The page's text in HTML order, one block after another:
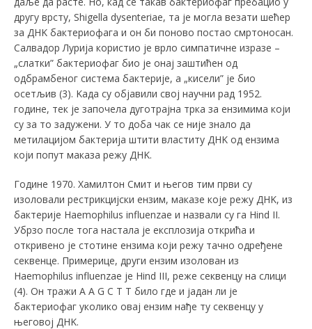
другу врсту, Shigella dysenteriae, та је могла везати шећер
за ДНK бактериофага и он би поново постао смртоносан.
Салвадор Лурија користио је врло симпатичне изразе –
„слатки” бактериофаг био je онај заштићен од
одбрамбеног система бактерије, а „кисели” је био
осетљив (3). Kада су објавили свој научни рад 1952.
године, тек је започела дуготрајна трка за ензимима који
су за то задужени. У то доба чак се није знало да
метилацијом бактерија штити властиту ДНK од ензима
који попут маказа режу ДНK.
Године 1970. Хамилтон Смит и његов тим први су
изоловали рестрикцијски ензим, маказе које режу ДНK, из
бактерије Haemophilus influenzae и назвали су га Hind II.
Убрзо после тога настала је експлозија открића и
откривено је стотине ензима који режу тачно одређене
секвенце. Примерице, други ензим изолован из
Haemophilus influenzae je Hind III, реже секвенцу на слици
(4). Он тражи A A G C T T било где и јадан ли је
бактериофаг уколико овај ензим нађе ту секвенцу у
његовој ДНK.